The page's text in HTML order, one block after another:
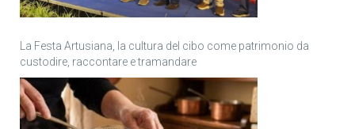
La Festa Artusiana, la cultura del cibo come patrimonio da
custodire, raccontare e tramandare